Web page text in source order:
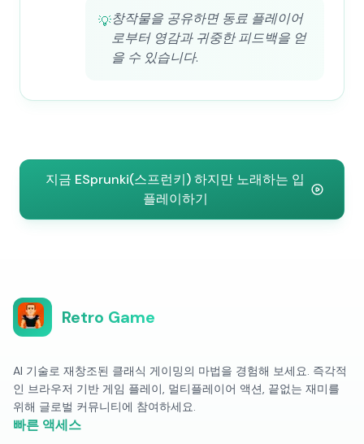
💡창작물을 공유하면 동료 플레이어
로부터 영감과 귀중한 피드백을 얻
을 수 있습니다.
지금 ESprunki(스프런키) 하지만 노래하는 입
플레이하기
Retro Game
AI 기술로 재창조된 클래식 게이밍의 마법을 경험해 보세요. 즉각적
인 브라우저 기반 게임 플레이, 멀티플레이어 액션, 끝없는 재미를
위해 글로벌 커뮤니티에 참여하세요.
빠른 액세스